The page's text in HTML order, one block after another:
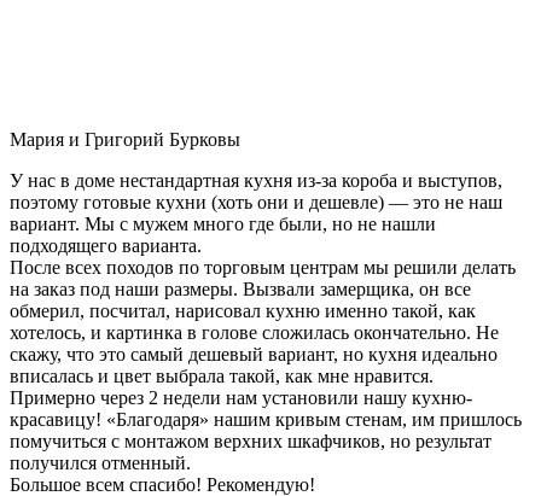
Мария и Григорий Бурковы
У нас в доме нестандартная кухня из-за короба и выступов,
поэтому готовые кухни (хоть они и дешевле) — это не наш
вариант. Мы с мужем много где были, но не нашли
подходящего варианта.
После всех походов по торговым центрам мы решили делать
на заказ под наши размеры. Вызвали замерщика, он все
обмерил, посчитал, нарисовал кухню именно такой, как
хотелось, и картинка в голове сложилась окончательно. Не
скажу, что это самый дешевый вариант, но кухня идеально
вписалась и цвет выбрала такой, как мне нравится.
Примерно через 2 недели нам установили нашу кухню-
красавицу! «Благодаря» нашим кривым стенам, им пришлось
помучиться с монтажом верхних шкафчиков, но результат
получился отменный.
Большое всем спасибо! Рекомендую!